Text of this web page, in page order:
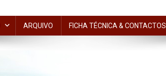
ARQUIVO FICHA TÉCNICA & CONTACTOS